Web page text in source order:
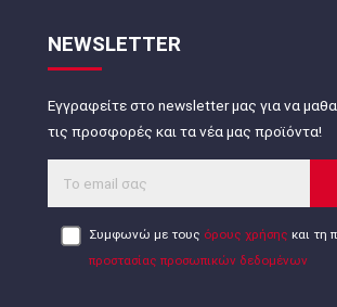
NEWSLETTER
Εγγραφείτε στο newsletter μας για να
τις προσφορές και τα νέα μας προϊόντα!
Συμφωνώ με τους όρους χρήσης και τη
προστασίας προσωπικών δεδομένων